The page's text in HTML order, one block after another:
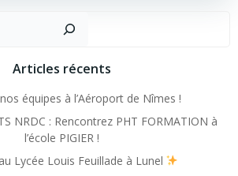
Articles récents
équipes à l’Aéroport de Nîmes !
NRDC : Rencontrez PHT FORMATION à
l’école PIGIER !
Lycée Louis Feuillade à Lunel